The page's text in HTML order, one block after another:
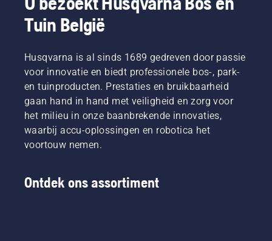
Tuin België
Husqvarna is al sinds 1689 gedreven door passie
voor innovatie en biedt professionele bos-, park-
en tuinproducten. Prestaties en bruikbaarheid
gaan hand in hand met veiligheid en zorg voor
het milieu in onze baanbrekende innovaties,
waarbij accu-oplossingen en robotica het
voortouw nemen.
Ontdek ons assortiment